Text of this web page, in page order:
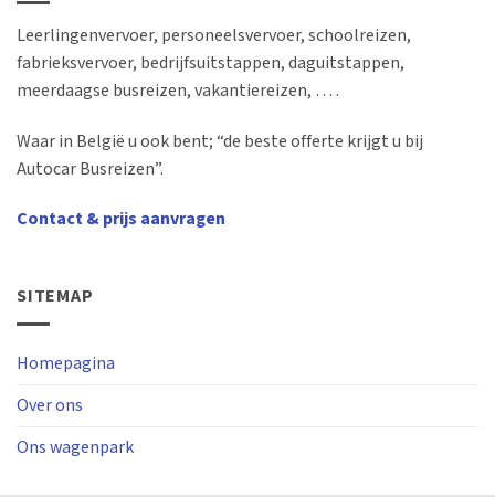
Leerlingenvervoer, personeelsvervoer, schoolreizen,
fabrieksvervoer, bedrijfsuitstappen, daguitstappen,
meerdaagse busreizen, vakantiereizen, … .
Waar in België u ook bent; “de beste offerte krijgt u bij
Autocar Busreizen”.
Contact & prijs aanvragen
SITEMAP
Homepagina
Over ons
Ons wagenpark